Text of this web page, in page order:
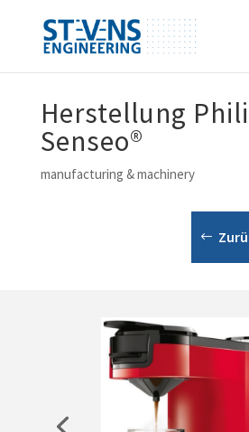
Herstellung
Senseo®
manufacturing & machinery